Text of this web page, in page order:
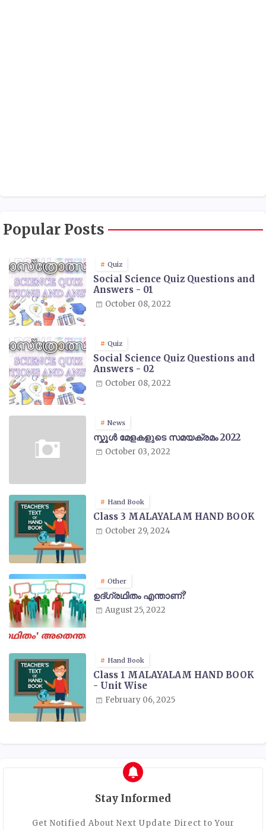
Popular Posts
Quiz
Social Science Quiz Questions and
Answers - 01
October 08, 2022
Quiz
Social Science Quiz Questions and
Answers - 02
October 08, 2022
News
സ്കൂൾ മേളകളുടെ സമയക്രമം 2022
October 03, 2022
Hand Book
Class 3 MALAYALAM HAND BOOK
October 29, 2024
Other
ഉദ്ഗ്രഥിതം എന്താണ്?
August 25, 2022
Hand Book
Class 1 MALAYALAM HAND BOOK
- Unit Wise
February 06, 2025
Stay Informed
Get Notified About Next Update Direct to Your